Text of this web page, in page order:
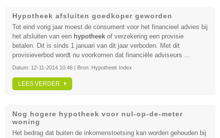
Hypotheek afsluiten goedkoper geworden
Tot eind vorig jaar moest de consument voor het financieel advies bij
het afsluiten van een hypotheek of verzekering een provisie
betalen. Dit is sinds 1 januari van dit jaar verboden. Met dit
provisieverbod wordt nu voorkomen dat financiële adviseurs ...
Datum: 12-11-2014 10:46 | Bron: Hypotheek Index
LEES VERDER
Nog hogere hypotheek voor nul-op-de-meter
woning
Het bedrag dat buiten de inkomenstoetsing kan worden gehouden bij